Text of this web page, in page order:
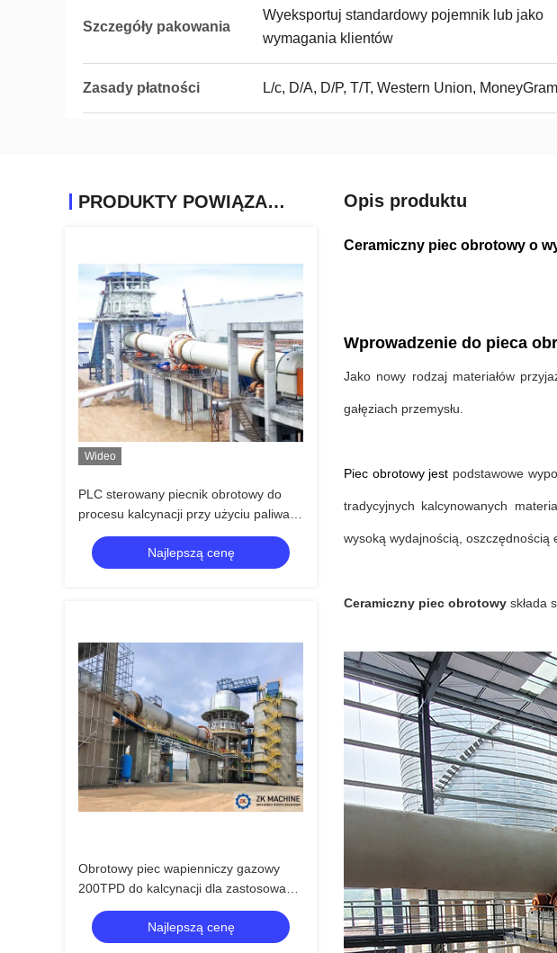
Szczegóły pakowania
Wyeksportuj standardowy pojemnik lub jako
wymagania klientów
Zasady płatności L/c, D/A, D/P, T/T, Western Union, MoneyGram
PRODUKTY POWIĄZANE
Wideo
PLC sterowany piecnik obrotowy do
procesu kalcynacji przy użyciu paliwa
węglowego
Najlepszą cenę
Obrotowy piec wapienniczy gazowy
200TPD do kalcynacji dla zastosowań
przemysłowych
Najlepszą cenę
Opis produktu
Ceramiczny piec obrotowy o
Wprowadzenie do pieca
Jako nowy rodzaj materiałów
gałęziach przemysłu.
Piec obrotowy jest podstawowe
tradycyjnych kalcynowanych
wysoką wydajnością, oszczędnością
Ceramiczny piec obrotowy składa